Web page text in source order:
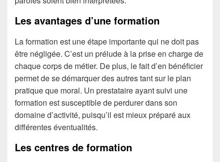
Les avantages d’une formation
La formation est une étape importante qui ne doit pas
être négligée. C’est un prélude à la prise en charge de
chaque corps de métier. De plus, le fait d’en bénéficier
permet de se démarquer des autres tant sur le plan
pratique que moral. Un prestataire ayant suivi une
formation est susceptible de perdurer dans son
domaine d’activité, puisqu’il est mieux préparé aux
différentes éventualités.
Les centres de formation